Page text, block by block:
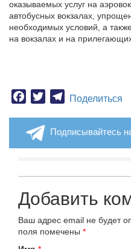
оказываемых услуг на
автобусных вокзалах,
необходимых условий, а
на вокзалах и на
Facebook
TwitterTelegram
Поделиться
Подписывайтесь
Добавить
Ваш адрес email не будет
поля помечены *